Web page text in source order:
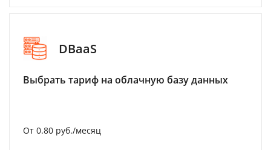
DBaaS
Выбрать тариф на облачную базу данных
От 0.80 руб./месяц